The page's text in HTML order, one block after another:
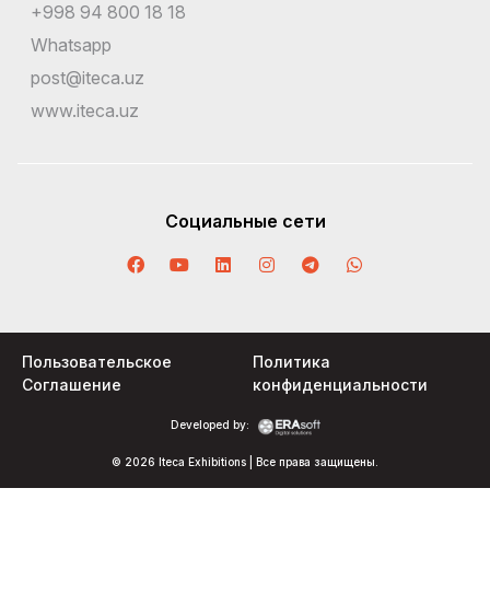
+998 94 800 18 18
Whatsapp
post@iteca.uz
www.iteca.uz
Социальные сети
© 2026 Iteca Exhibitions | Все права защищены.
Developed by:
Пользовательское
Соглашение
Политика
конфиденциальности